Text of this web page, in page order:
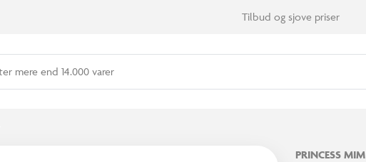
Tilbud og sjove priser
mere end 14.000 varer
PRINCESS